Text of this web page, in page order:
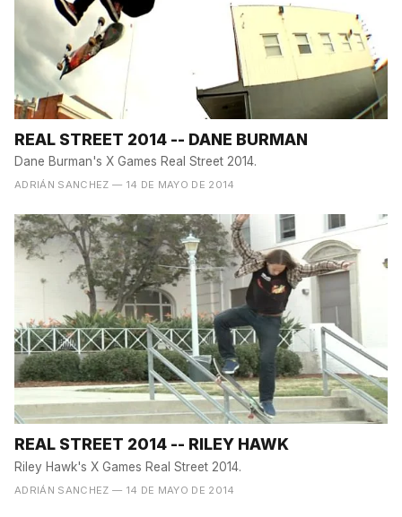
REAL STREET 2014 -- DANE BURMAN
Dane Burman's X Games Real Street 2014.
ADRIÁN SANCHEZ — 14 DE MAYO DE 2014
REAL STREET 2014 -- RILEY HAWK
Riley Hawk's X Games Real Street 2014.
ADRIÁN SANCHEZ — 14 DE MAYO DE 2014